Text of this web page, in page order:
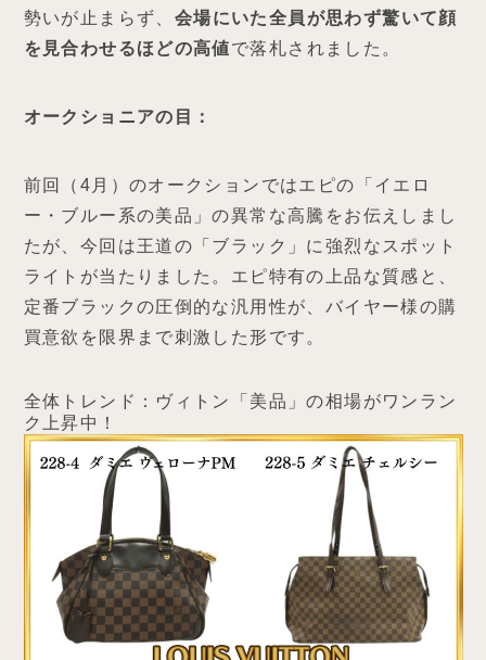
勢いが止まらず、 会場にいた全員が思わず驚いて顔
を見合わせるほどの高値で落札されました。
オークショニアの目：
前回（4月）のオークションではエピの「イエロ
ー・ブルー系の美品」の異常な高騰をお伝えしまし
たが、今回は王道の「ブラック」に強烈なスポット
ライトが当たりました。エピ特有の上品な質感と、
定番ブラックの圧倒的な汎用性が、バイヤー様の購
買意欲を限界まで刺激した形です。
全体トレンド：ヴィトン「美品」の相場がワンラン
ク上昇中！